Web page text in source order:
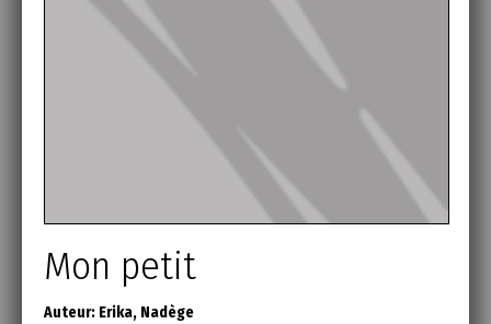
Mon petit
Auteur: Erika, Nadège